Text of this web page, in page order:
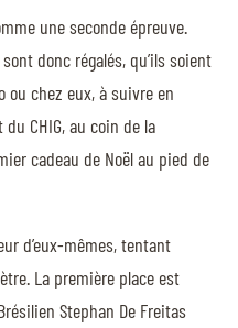
une seconde épreuve.
donc régalés, qu’ils soient
ou chez eux, à suivre en
CHIG, au coin de la
cadeau de Noël au pied de
d’eux-mêmes, tentant
La première place est
Stephan De Freitas